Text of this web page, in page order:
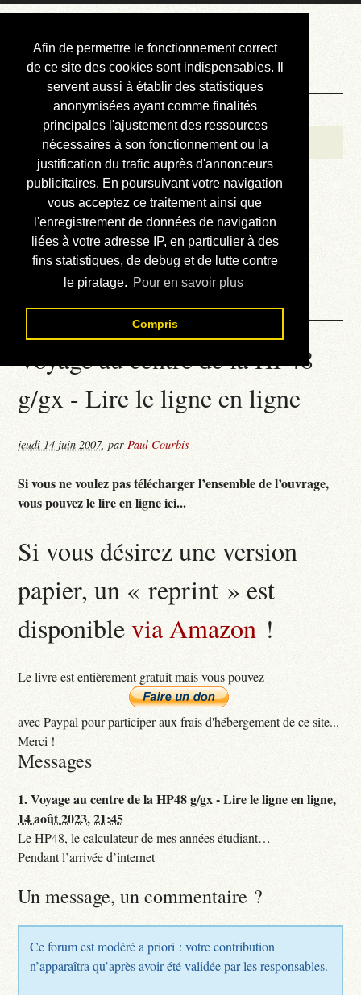
Afin de permettre le fonctionnement correct
de ce site des cookies sont indispensables. Il
servent aussi à établir des statistiques
anonymisées ayant comme finalités
principales l'ajustement des ressources
nécessaires à son fonctionnement ou la
justification du trafic auprès d'annonceurs
publicitaires. En poursuivant votre navigation
vous acceptez ce traitement ainsi que
l'enregistrement de données de navigation
liées à votre adresse IP, en particulier à des
fins statistiques, de debug et de lutte contre
le piratage. Pour en savoir plus
Compris
Courbis, « LE »
Blog Officiel
Bienvenue
Réalisations
Divers (et d’été)
Annonces
Liens externes
Téléchargement
Contact
Voyage au centre de la HP48
g/gx - Lire le ligne en ligne
jeudi 14 juin 2007,parPaul Courbis
Si vous ne voulez pas télécharger l’ensemble de l’ouvrage,
vous pouvez le lire en ligne ici...
Si vous désirez une version
papier, un « reprint » est
disponiblevia Amazon !
Le livre est entièrement gratuit mais vous pouvez
avec Paypal pour participer aux frais d'hébergement de ce site...
Merci !
Messages
1.Voyage au centre de la HP48 g/gx - Lire le ligne en ligne,
14 août 2023, 21:45
Le HP48, le calculateur de mes années étudiant…
Pendant l’arrivée d’internet
Un message, un commentaire ?
Ce forum est modéré a priori : votre contribution
n’apparaîtra qu’après avoir été validée par les responsables.